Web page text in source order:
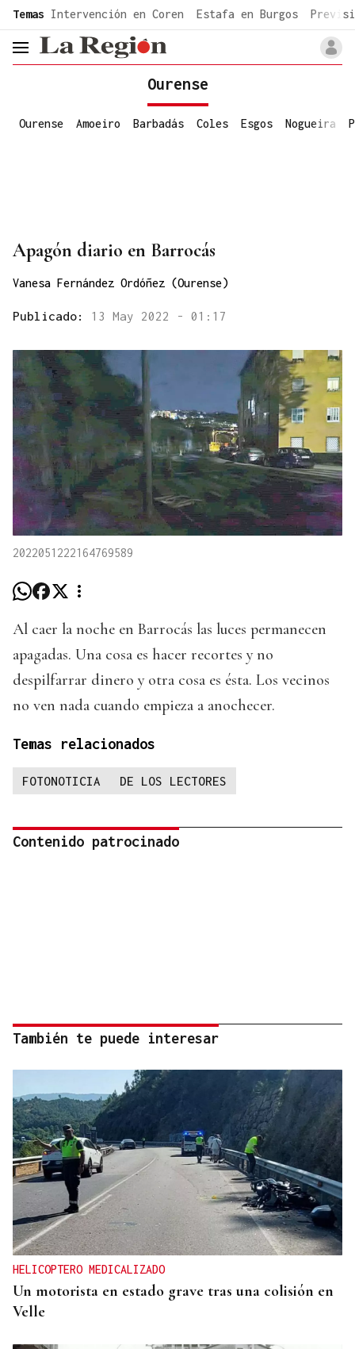
common.go-to-content
Temas Intervención en Coren Estafa en Burgos
header.menu.open
Ourense
Ourense Amoeiro Barbadás Coles Esgos Nogueira
Apagón diario en Barrocás
Vanesa Fernández Ordóñez (Ourense)
Publicado: 13 May 2022 - 01:17
2022051222164769589
Al caer la noche en Barrocás las luces permanecen
apagadas. Una cosa es hacer recortes y no
despilfarrar dinero y otra cosa es ésta. Los vecinos
no ven nada cuando empieza a anochecer.
Temas relacionados
FOTONOTICIA DE LOS LECTORES
Contenido patrocinado
También te puede interesar
HELICOPTERO MEDICALIZADO
Un motorista en estado grave tras una colisión en
Velle